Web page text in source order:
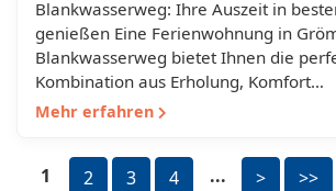
Blankwasserweg: Ihre Auszeit in
genießen Eine Ferienwohnung in
Blankwasserweg bietet Ihnen die
Kombination aus Erholung, Komfort…
Mehr erfahren
1 2 3 4 ... > >>